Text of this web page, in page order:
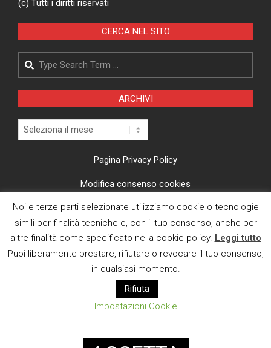
(c) Tutti i diritti riservati
CERCA NEL SITO
Search
ARCHIVI
Archivi
Pagina Privacy Policy
Modifica consenso cookies
CI TROVI ANCHE SU
E MAIL
Noi e terze parti selezionate utilizziamo cookie o tecnologie
simili per finalità tecniche e, con il tuo consenso, anche per
altre finalità come specificato nella cookie policy. Leggi tutto
Puoi liberamente prestare, rifiutare o revocare il tuo consenso,
in qualsiasi momento.
Rifiuta
Impostazioni Cookie